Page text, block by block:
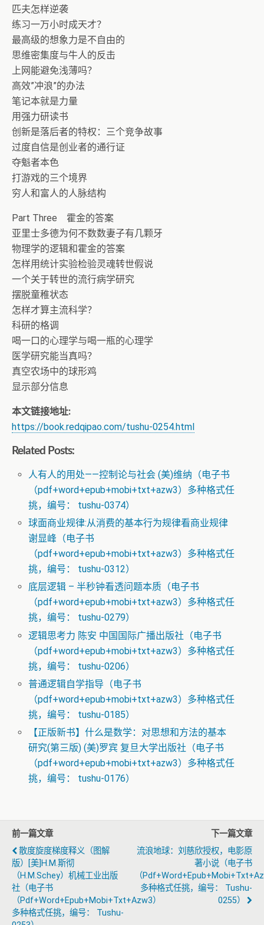
匹夫怎样逆袭
练习一万小时成天才？
最高级的想象力是不自由的
思维密集度与牛人的反击
上网能避免浅薄吗？
高效”冲浪”的办法
笔记本就是力量
用强力研读书
创新是落后者的特权：三个竞争故事
过度自信是创业者的通行证
夺魁者本色
打游戏的三个境界
穷人和富人的人脉结构
Part Three 霍金的答案
亚里士多德为何不数数妻子有几颗牙
物理学的逻辑和霍金的答案
怎样用统计实验检验灵魂转世假说
一个关于转世的流行病学研究
摆脱童稚状态
怎样才算主流科学？
科研的格调
喝一口的心理学与喝一瓶的心理学
医学研究能当真吗？
真空农场中的球形鸡
显示部分信息
本文链接地址:
https://book.redqipao.com/tushu-0254.html
Related Posts:
人有人的用处——控制论与社会 (美)维纳（电子书
（pdf+word+epub+mobi+txt+azw3）多种格式任
挑，编号： tushu-0374）
球面商业规律:从消费的基本行为规律看商业规律
谢显峰（电子书
（pdf+word+epub+mobi+txt+azw3）多种格式任
挑，编号： tushu-0312）
底层逻辑 – 半秒钟看透问题本质（电子书
（pdf+word+epub+mobi+txt+azw3）多种格式任
挑，编号： tushu-0279）
逻辑思考力 陈安 中国国际广播出版社（电子书
（pdf+word+epub+mobi+txt+azw3）多种格式任
挑，编号： tushu-0206）
普通逻辑自学指导（电子书
（pdf+word+epub+mobi+txt+azw3）多种格式任
挑，编号： tushu-0185）
【正版新书】什么是数学：对思想和方法的基本
研究(第三版) (美)罗宾 复旦大学出版社（电子书
（pdf+word+epub+mobi+txt+azw3）多种格式任
挑，编号： tushu-0176）
前一篇文章
散度旋度梯度释义（图解
版）[美]H.M.斯彻
（H.M.Schey）机械工业出版
社（电子书
（pdf+word+epub+mobi+txt+azw3）
多种格式任挑，编号： Tushu-
下一篇文章
流浪地球：刘慈欣授权，电影原
著小说（电子书
（
多种格式任挑，编号： Tushu-
0255）